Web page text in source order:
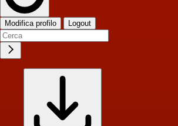
Modifica profilo Logout